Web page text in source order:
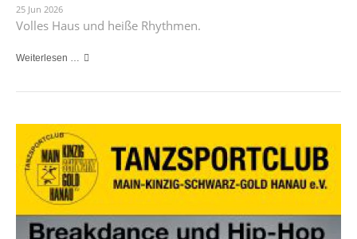
25 Jun 2026
Volles Haus und heiße Rhythmen.
Weiterlesen …